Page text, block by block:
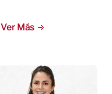
Ver Más